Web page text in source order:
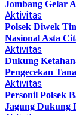
Jombang Gelar
Aktivitas
Polsek Diwek
Nasional Asta
Aktivitas
Dukung
Pengecekan
Aktivitas
Personil Polsek
Jagung Dukung